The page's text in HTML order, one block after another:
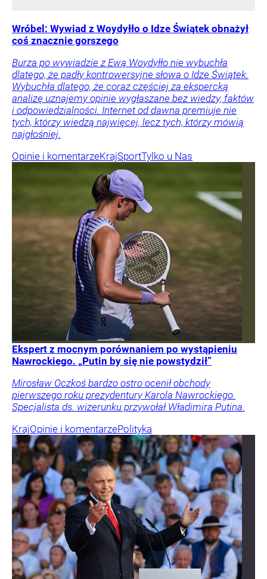
Wróbel: Wywiad z Woydyłło o Idze Świątek obnażył
coś znacznie gorszego
Burza po wywiadzie z Ewą Woydyłło nie wybuchła
dlatego, że padły kontrowersyjne słowa o Idze Świątek.
Wybuchła dlatego, że coraz częściej za ekspercką
analizę uznajemy opinie wygłaszane bez wiedzy, faktów
i odpowiedzialności. Internet od dawna premiuje nie
tych, którzy wiedzą najwięcej, lecz tych, którzy mówią
najgłośniej.
Opinie i komentarzeKrajSportTylko u Nas
Ekspert z mocnym porównaniem po wystąpieniu
Nawrockiego. „Putin by się nie powstydził”
Mirosław Oczkoś bardzo ostro ocenił obchody
pierwszego roku prezydentury Karola Nawrockiego.
Specjalista ds. wizerunku przywołał Władimira Putina.
KrajOpinie i komentarzePolityka